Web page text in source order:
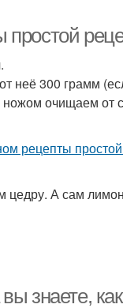
неё 300 грамм
очищаем от
цедру. А сам
знаете, как